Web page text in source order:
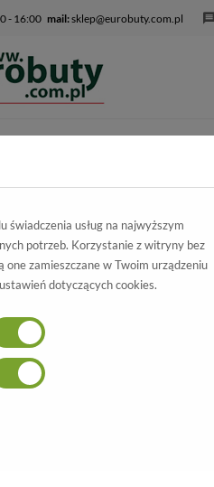
- 16:00 mail:sklep@eurobuty.com.pl
usług na najwyższym
potrzeb. Korzystanie z witryny bez
zamieszczane w Twoim urządzeniu
dotyczących cookies.